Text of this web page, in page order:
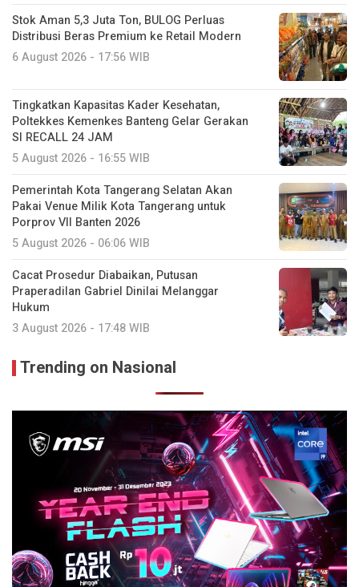
Stok Aman 5,3 Juta Ton, BULOG Perluas
Distribusi Beras Premium ke Retail Modern
6 August 2026 - 17:56 WIB
Tingkatkan Kapasitas Kader Kesehatan,
Poltekkes Kemenkes Banteng Gelar Gerakan
SI RECALL 24 JAM
5 August 2026 - 16:55 WIB
Pemerintah Kota Tangerang Selatan Akan
Pakai Venue Milik Kota Tangerang untuk
Porprov VII Banten 2026
5 August 2026 - 06:06 WIB
Cacat Prosedur Diabaikan, Putusan
Praperadilan Gabriel Dinilai Melanggar
Hukum
3 August 2026 - 17:48 WIB
Trending on Nasional